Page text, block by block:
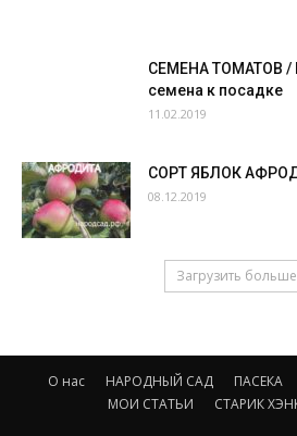
СЕМЕНА ТОМАТОВ /
семена к посадке
11.02.2019
СОРТ ЯБЛОК
08.12.2019
Загрузить больше
О нас НАРОДНЫЙ САД ПАСЕКА
МОИ СТАТЬИ
СТАРИК